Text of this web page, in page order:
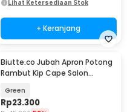
Lihat Ketersediaan Stok
+ Keranjang
Biutte.co Jubah Apron Potong
Rambut Kip Cape Salon
Green
Rp23.300